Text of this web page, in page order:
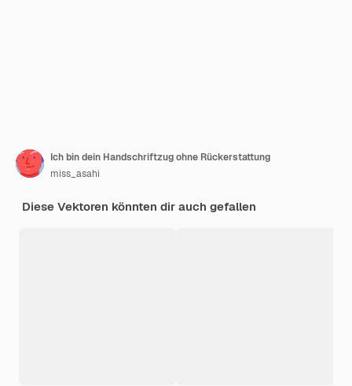
Ich bin dein Handschriftzug ohne Rückerstattung
miss_asahi
Diese Vektoren könnten dir auch gefallen